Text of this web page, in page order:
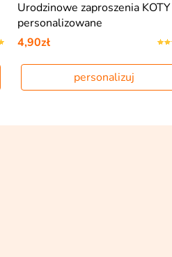
Urodzinowe zaproszenia KOTY
personalizowane
4,90zł
personalizuj